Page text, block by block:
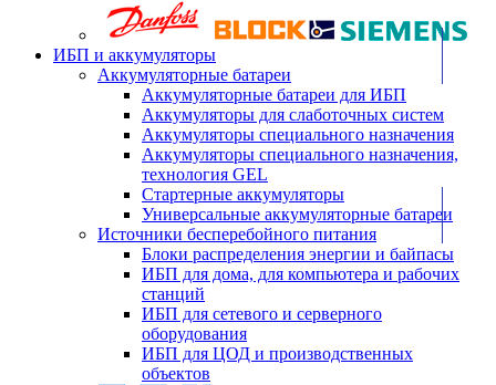
ИБП и аккумуляторы
Аккумуляторные батареи
Аккумуляторные батареи для ИБП
Аккумуляторы для слаботочных систем
Аккумуляторы специального назначения
Аккумуляторы специального назначения,
технология GEL
Стартерные аккумуляторы
Универсальные аккумуляторные батареи
Источники бесперебойного питания
Блоки распределения энергии и байпасы
ИБП для дома, для компьютера и рабочих
станций
ИБП для сетевого и серверного
оборудования
ИБП для ЦОД и производственных
объектов